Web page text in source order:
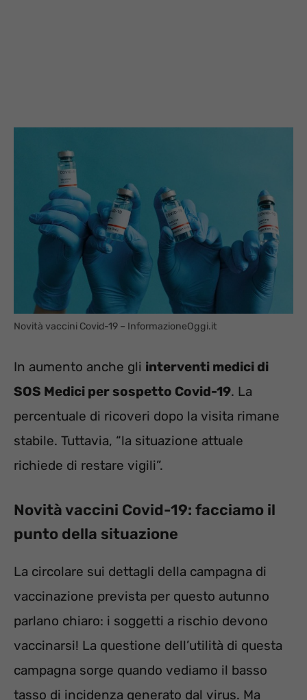
Novità vaccini Covid-19 – InformazioneOggi.it
In aumento anche gli interventi medici di
SOS Medici per sospetto Covid-19. La
percentuale di ricoveri dopo la visita rimane
stabile. Tuttavia, “la situazione attuale
richiede di restare vigili”.
Novità vaccini Covid-19: facciamo il
punto della situazione
La circolare sui dettagli della campagna di
vaccinazione prevista per questo autunno
parlano chiaro: i soggetti a rischio devono
vaccinarsi! La questione dell’utilità di questa
campagna sorge quando vediamo il basso
tasso di incidenza generato dal virus. Ma